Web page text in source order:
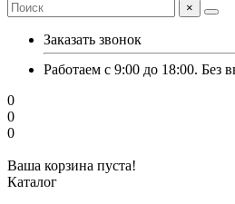
×
Заказать звонок
Работаем с 9:00 до 18:00. Без
0
0
0
Ваша корзина пуста!
Каталог